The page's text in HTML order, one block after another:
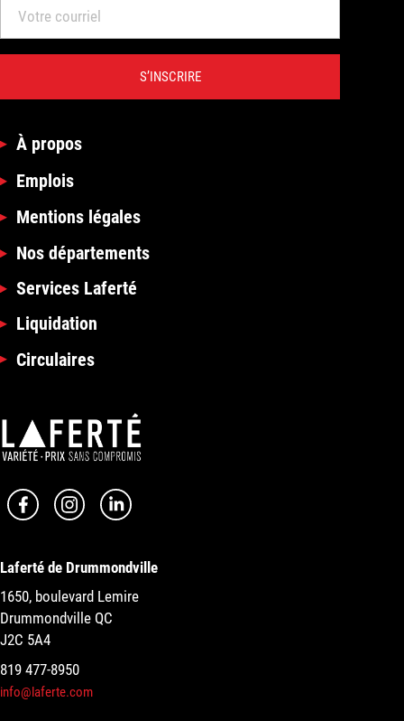
S’INSCRIRE
À propos
Emplois
Mentions légales
Nos départements
Services Laferté
Liquidation
Circulaires
Laferté de Drummondville
1650, boulevard Lemire
Drummondville QC
J2C 5A4
819 477-8950
info@laferte.com